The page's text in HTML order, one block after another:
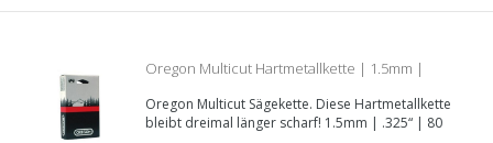
Oregon Multicut Hartmetallkette | 1.5mm |
.325 | 80 Treibglieder | Teilnummer
Oregon Multicut Sägekette. Diese Hartmetallkette
bleibt dreimal länger scharf! 1.5mm | .325“ | 80